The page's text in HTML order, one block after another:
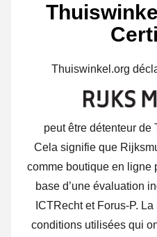
Thuiswinkel.org
peut être détenteur de
Cela signifie que
comme boutique en ligne
base d’une évaluation
ICTRecht et Forus-P.
conditions utilisées qui